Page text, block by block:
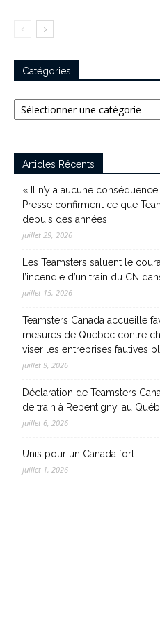
Catégories
Catégories
Articles Récents
« Il n’y a aucune
Presse confirment ce que
depuis des années
juillet 29, 2026
Les Teamsters saluent le
l’incendie d’un train du CN
juillet 15, 2026
Teamsters Canada accueille
mesures de Québec contre
viser les entreprises fautives
juillet 9, 2026
Déclaration de Teamsters
de train à Repentigny, au
juillet 6, 2026
Unis pour un Canada fort
juillet 1, 2026